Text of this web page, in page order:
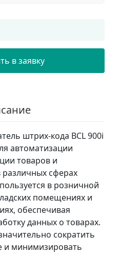
в заявку
штрих-кода BCL 900i
автоматизации
товаров и
сферах
в розничной
помещениях и
обеспечивая
данных о товарах.
сократить
и минимизировать